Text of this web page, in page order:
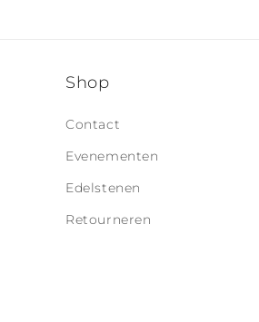
Shop
Contact
Evenementen
Edelstenen
Retourneren